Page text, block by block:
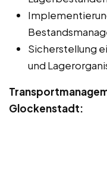
Sicherstellung
und
Glockenstadt: